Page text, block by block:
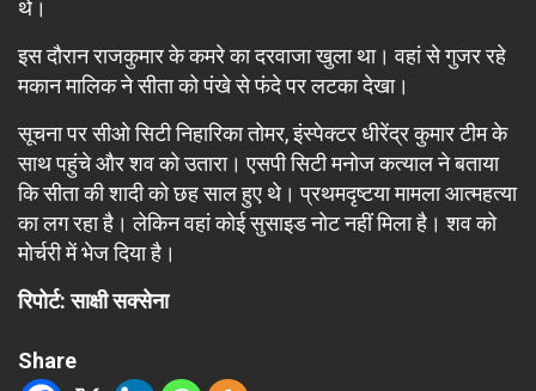
थे।
इस दौरान राजकुमार के कमरे का दरवाजा खुला था। वहां से गुजर रहे
मकान मालिक ने सीता को पंखे से फंदे पर लटका देखा।
सूचना पर सीओ सिटी निहारिका तोमर, इंस्पेक्टर धीरेंद्र कुमार टीम के
साथ पहुंचे और शव को उतारा। एसपी सिटी मनोज कत्याल ने बताया
कि सीता की शादी को छह साल हुए थे। प्रथमदृष्टया मामला आत्महत्या
का लग रहा है। लेकिन वहां कोई सुसाइड नोट नहीं मिला है। शव को
मोर्चरी में भेज दिया है।
रिपोर्ट: साक्षी सक्सेना
Share